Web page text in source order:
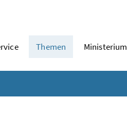
Themen Ministerium